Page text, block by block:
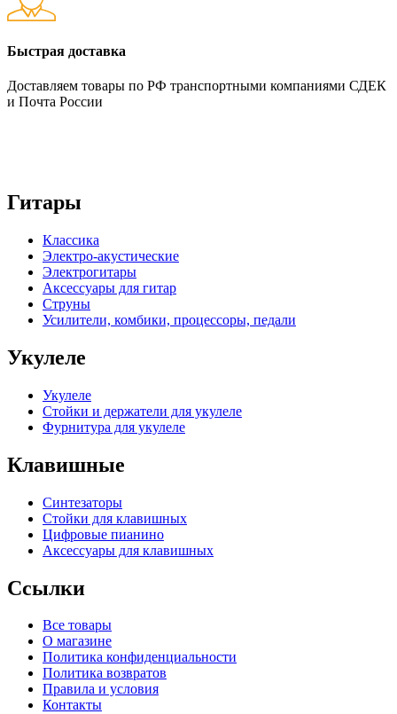
Быстрая доставка
Доставляем товары по РФ транспортными компаниями СДЕК
и Почта России
Гитары
Классика
Электро-акустические
Электрогитары
Аксессуары для гитар
Струны
Усилители, комбики, процессоры, педали
Укулеле
Укулеле
Стойки и держатели для укулеле
Фурнитура для укулеле
Клавишные
Синтезаторы
Стойки для клавишных
Цифровые пианино
Аксессуары для клавишных
Ссылки
Все товары
О магазине
Политика конфиденциальности
Политика возвратов
Правила и условия
Контакты